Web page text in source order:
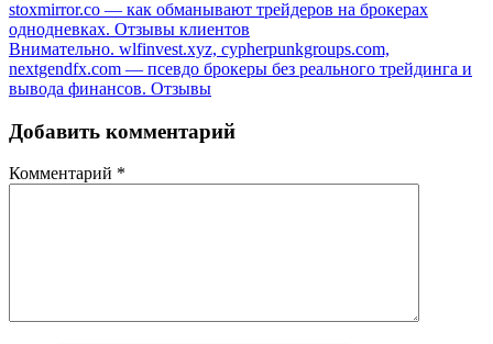
stoxmirror.co — как обманывают трейдеров на брокерах
однодневках. Отзывы клиентов
Внимательно. wlfinvest.xyz, cypherpunkgroups.com,
nextgendfx.com — псевдо брокеры без реального трейдинга и
вывода финансов. Отзывы
Добавить комментарий
Комментарий *